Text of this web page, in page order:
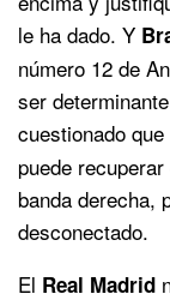
le ha dado. Y
número 12 de
ser
cuestionado
puede
banda derecha,
desconectado.
El Real Madrid